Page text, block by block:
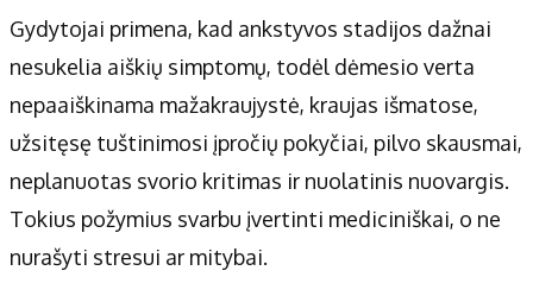
Gydytojai primena, kad ankstyvos stadijos dažnai
nesukelia aiškių simptomų, todėl dėmesio verta
nepaaiškinama mažakraujystė, kraujas išmatose,
užsitęsę tuštinimosi įpročių pokyčiai, pilvo skausmai,
neplanuotas svorio kritimas ir nuolatinis nuovargis.
Tokius požymius svarbu įvertinti mediciniškai, o ne
nurašyti stresui ar mitybai.